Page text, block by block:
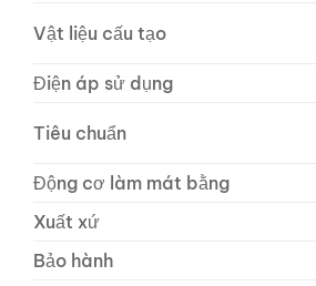
Vật liệu cấu tạo
Điện áp sử dụng
Tiêu chuẩn
Động cơ làm mát bằng
Xuất xứ
Bảo hành